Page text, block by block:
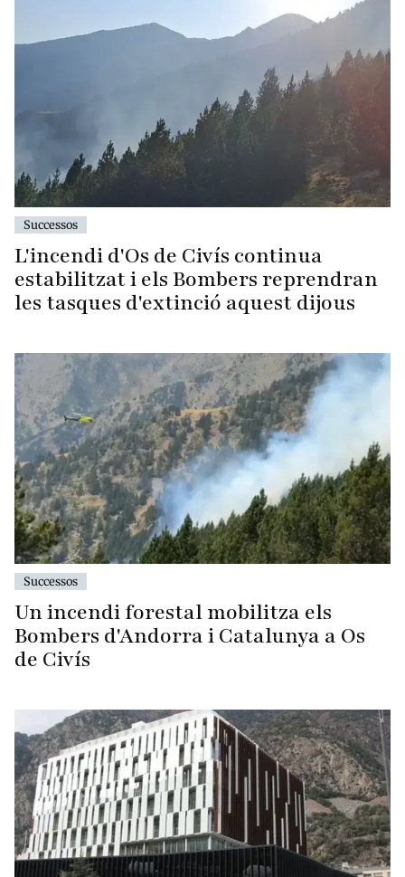
Successos
L'incendi d'Os de Civís continua
estabilitzat i els Bombers reprendran
les tasques d'extinció aquest dijous
Successos
Un incendi forestal mobilitza els
Bombers d'Andorra i Catalunya a Os
de Civís